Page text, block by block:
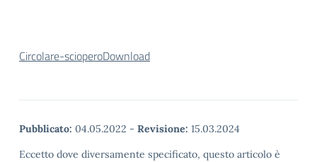
Circolare-scioperoDownload
Pubblicato: 04.05.2022 - Revisione: 15.03.2024
Eccetto dove diversamente specificato, questo articolo è